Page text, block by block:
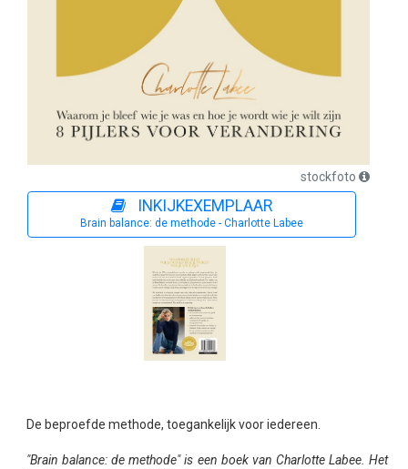
stockfoto
INKIJKEXEMPLAAR
Brain balance: de methode - Charlotte Labee
De beproefde methode, toegankelijk voor iedereen.
"Brain balance: de methode" is een boek van Charlotte Labee. Het